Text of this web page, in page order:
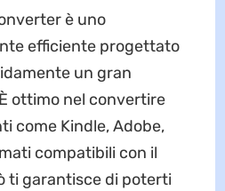
è uno
efficiente progettato
un gran
ottimo nel convertire
come Kindle, Adobe,
compatibili con il
ti garantisce di poterti